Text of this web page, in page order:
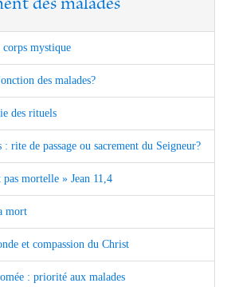
des malades
mystique
des malades?
des rituels
rite de passage ou sacrement du Seigneur?
mortelle » Jean 11,4
mort
et compassion du Christ
: priorité aux malades